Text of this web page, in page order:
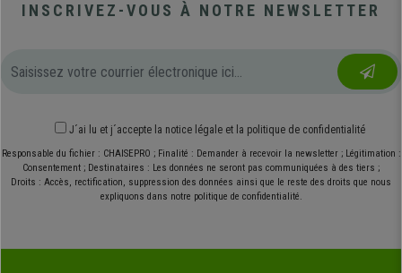
INSCRIVEZ-VOUS À NOTRE NEWSLETTER
J´ai lu et j´accepte la notice légale et la politique de confidentialité
Responsable du fichier : CHAISEPRO ; Finalité : Demander à recevoir la newsletter ; Légitimation :
Consentement ; Destinataires : Les données ne seront pas communiquées à des tiers ;
Droits : Accès, rectification, suppression des données ainsi que le reste des droits que nous
expliquons dans notre politique de confidentialité.